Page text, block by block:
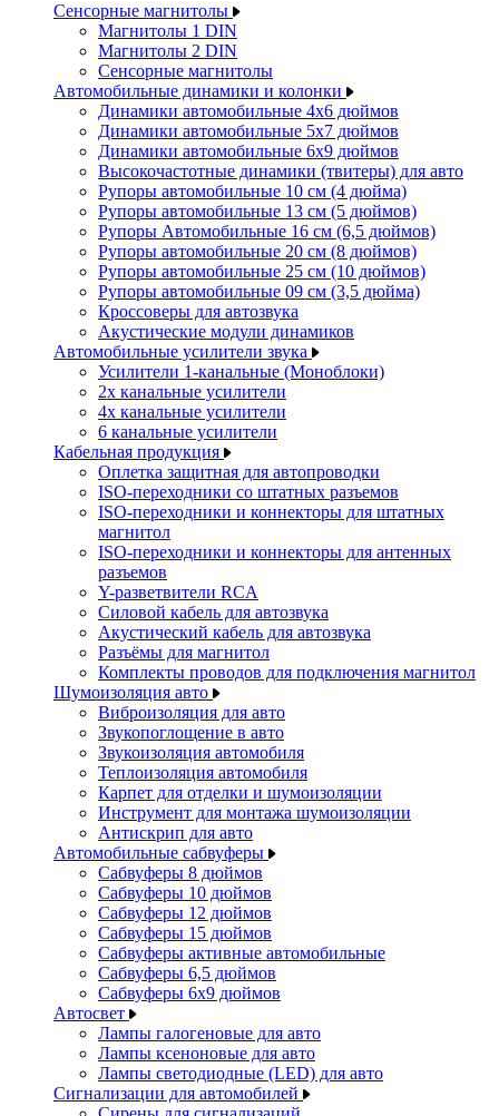
Сенсорные магнитолы
Магнитолы 1 DIN
Магнитолы 2 DIN
Сенсорные магнитолы
Автомобильные динамики и колонки
Динамики автомобильные 4x6 дюймов
Динамики автомобильные 5x7 дюймов
Динамики автомобильные 6x9 дюймов
Высокочастотные динамики (твитеры) для авто
Рупоры автомобильные 10 см (4 дюйма)
Рупоры автомобильные 13 см (5 дюймов)
Рупоры Автомобильные 16 см (6,5 дюймов)
Рупоры автомобильные 20 см (8 дюймов)
Рупоры автомобильные 25 см (10 дюймов)
Рупоры автомобильные 09 см (3,5 дюйма)
Кроссоверы для автозвука
Акустические модули динамиков
Автомобильные усилители звука
Усилители 1-канальные (Моноблоки)
2х канальные усилители
4х канальные усилители
6 канальные усилители
Кабельная продукция
Оплетка защитная для автопроводки
ISO-переходники со штатных разъемов
ISO-переходники и коннекторы для штатных
магнитол
ISO-переходники и коннекторы для антенных
разъемов
Y-разветвители RCA
Силовой кабель для автозвука
Акустический кабель для автозвука
Разъёмы для магнитол
Комплекты проводов для подключения магнитол
Шумоизоляция авто
Виброизоляция для авто
Звукопоглощение в авто
Звукоизоляция автомобиля
Теплоизоляция автомобиля
Карпет для отделки и шумоизоляции
Инструмент для монтажа шумоизоляции
Антискрип для авто
Автомобильные сабвуферы
Сабвуферы 8 дюймов
Сабвуферы 10 дюймов
Сабвуферы 12 дюймов
Сабвуферы 15 дюймов
Сабвуферы активные автомобильные
Сабвуферы 6,5 дюймов
Сабвуферы 6x9 дюймов
Автосвет
Лампы галогеновые для авто
Лампы ксеноновые для авто
Лампы светодиодные (LED) для авто
Сигнализации для автомобилей